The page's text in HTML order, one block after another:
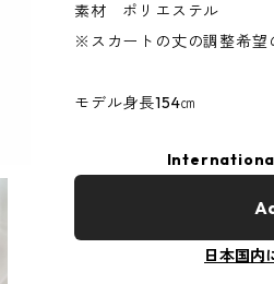
素材 ポリエステル
※スカートの丈の調整希望
モデル身長154㎝
日本国内